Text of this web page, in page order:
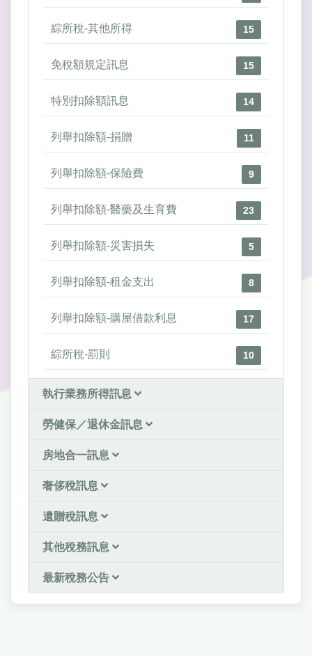
綜所稅-其他所得 15
免稅額規定訊息 15
特別扣除額訊息 14
列舉扣除額-捐贈 11
列舉扣除額-保險費 9
列舉扣除額-醫藥及生育費 23
列舉扣除額-災害損失 5
列舉扣除額-租金支出 8
列舉扣除額-購屋借款利息 17
綜所稅-罰則 10
執行業務所得訊息
勞健保／退休金訊息
房地合一訊息
奢侈稅訊息
遺贈稅訊息
其他稅務訊息
最新稅務公告